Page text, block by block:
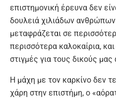
επιστημονική έρευνα δεν
δουλειά χιλιάδων
μεταφράζεται σε
περισσότερα καλοκαίρια,
στιγμές για τους δικούς
Η μάχη με τον καρκίνο δεν
χάρη στην επιστήμη, ο